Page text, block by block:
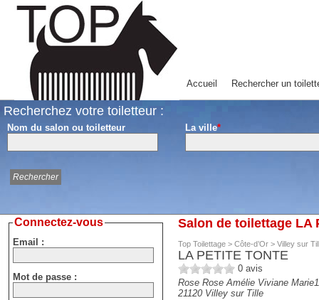
Accueil Rechercher un
Recherchez votre toiletteur :
Nom du salon ou toiletteur La ville*
Salon de toilettage LA
Top Toilettage > Côte-d’Or > Villey sur
LA PETITE TONTE
0 avis
Rose Rose Amélie Viviane
21120 Villey sur Tille
Connectez-vous
Email :
Mot de passe :